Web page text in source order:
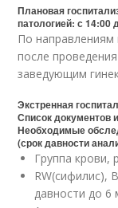
Плановая
патологией: с 14:00
По направлениям
после
заведующим
Экстренная
Список документов
Необходимые
(срок давности
Группа крови,
RW(сифилис),
давности до 6